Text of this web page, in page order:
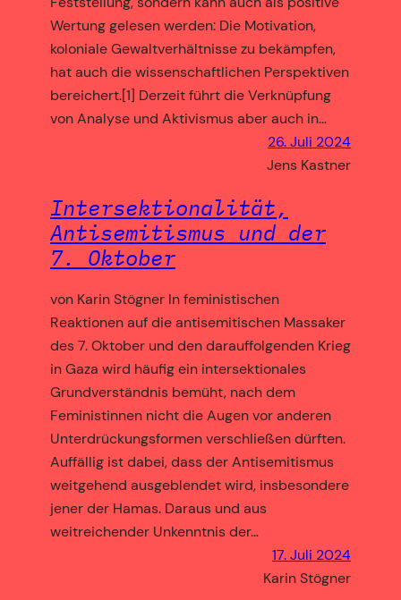
Wertung gelesen werden: Die Motivation,
koloniale Gewaltverhältnisse zu bekämpfen,
hat auch die wissenschaftlichen Perspektiven
bereichert.[1] Derzeit führt die Verknüpfung
von Analyse und Aktivismus aber auch in…
26. Juli 2024
Jens Kastner
Intersektionalität,
Antisemitismus und der
7. Oktober
von Karin Stögner In feministischen
Reaktionen auf die antisemitischen Massaker
des 7. Oktober und den darauffolgenden Krieg
in Gaza wird häufig ein intersektionales
Grundverständnis bemüht, nach dem
Feministinnen nicht die Augen vor anderen
Unterdrückungsformen verschließen dürften.
Auffällig ist dabei, dass der Antisemitismus
weitgehend ausgeblendet wird, insbesondere
jener der Hamas. Daraus und aus
weitreichender Unkenntnis der…
17. Juli 2024
Karin Stögner